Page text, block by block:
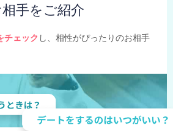
相手をご紹介
チェック し、相性がぴったりのお相手